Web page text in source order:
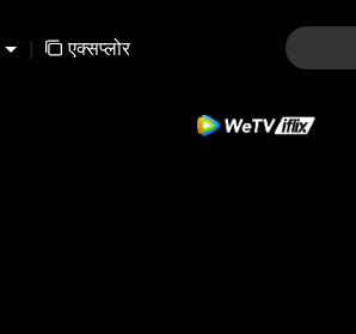
| एक्सप्लोर